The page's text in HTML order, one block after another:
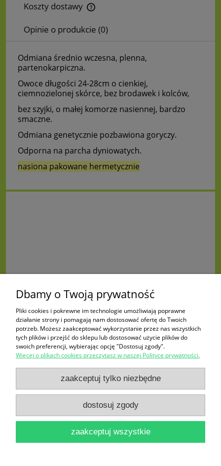
Koszty dostawy
Cena nie zawiera ewentualnych kosztów płatności
Opinie o produkcie (0)
Odmiana średnio wczesna, plenna,
partenokarpiczna.
Owoce długości 24-28cm o cienkiej,
ciemnozielonej skórce, bez brodawek i kolców,
bez szyjki, o małej komorze nasiennej, bardzo
smaczne.
Odmiana genetycznie pozbawiona goryczy.
Odporna na parcha dyniowatych.
nasiona pakowane hermetycznie
Zakupy
Pomoc
Moje konto
Informacje
Dbamy o Twoją prywatność
Pliki cookies i pokrewne im technologie umożliwiają poprawne
działanie strony i pomagają nam dostosować ofertę do Twoich
potrzeb. Możesz zaakceptować wykorzystanie przez nas wszystkich
tych plików i przejść do sklepu lub dostosować użycie plików do
swoich preferencji, wybierając opcję "Dostosuj zgody".
Więcej o plikach cookies przeczytasz w naszej Polityce prywatności.
zaakceptuj tylko niezbędne
dostosuj zgody
zaakceptuj wszystkie